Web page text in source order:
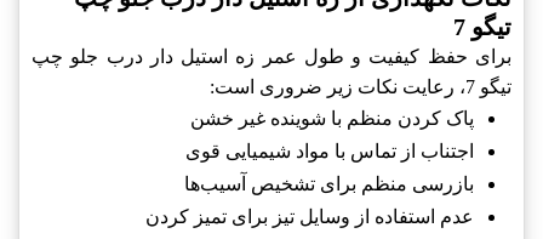
تیگو 7
برای حفظ کیفیت و طول عمر زه استیل دار درب جلو چپ
تیگو 7، رعایت نکات زیر ضروری است:
پاک کردن منظم با شوینده غیر خشن
اجتناب از تماس با مواد شیمیایی قوی
بازرسی منظم برای تشخیص آسیب‌ها
عدم استفاده از وسایل تیز برای تمیز کردن